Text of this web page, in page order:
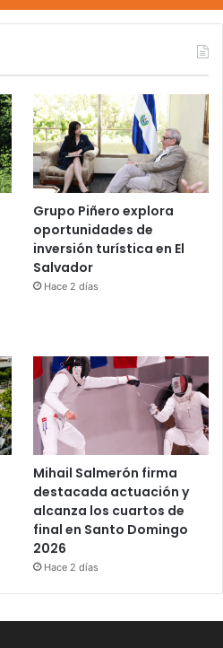
Grupo Piñero explora
oportunidades de
inversión turística en El
Salvador
Hace 2 días
Mihail Salmerón firma
destacada actuación y
alcanza los cuartos de
final en Santo Domingo
2026
Hace 2 días